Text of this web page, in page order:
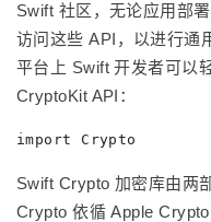
Swift 社区，无论应用部
访问这些 API，以进行通
平台上 Swift 开发者可以
CryptoKit API：
import Crypto
Swift Crypto 加密库由两
Crypto 依循 Apple